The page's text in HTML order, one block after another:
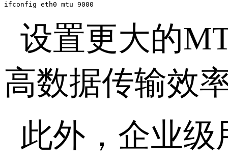
ifconfig eth0 mtu 9000
设置更大的
高数据传输效
此外，企业